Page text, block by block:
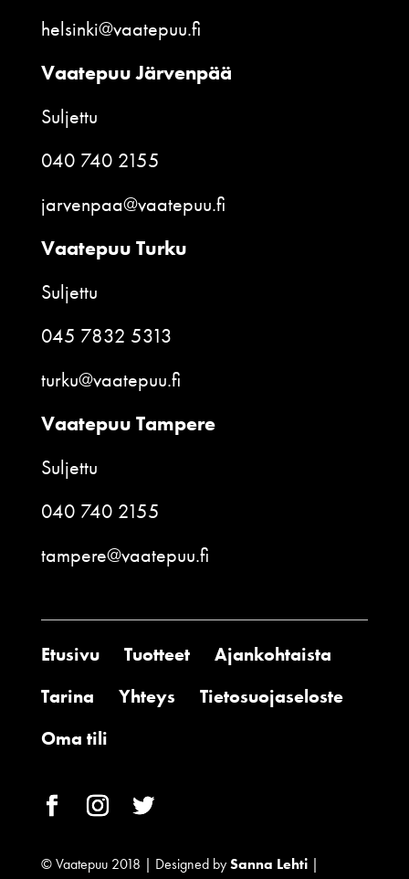
helsinki@vaatepuu.fi
Vaatepuu Järvenpää
Suljettu
040 740 2155
jarvenpaa@vaatepuu.fi
Vaatepuu Turku
Suljettu
045 7832 5313
turku@vaatepuu.fi
Vaatepuu Tampere
Suljettu
040 740 2155
tampere@vaatepuu.fi
Etusivu Tuotteet
Ajankohtaista
Tarina
Yhteys
Tietosuojaseloste
Oma tili
© Vaatepuu 2018 | Designed bySanna Lehti|